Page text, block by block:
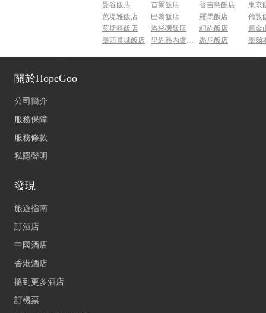
曼谷飯店 首爾飯店 普吉島飯店
東京
芭堤雅飯店
巴黎飯店 羅馬飯店
倫敦
莫斯科飯店
洛杉磯飯店 紐約飯店
舊金
墨西哥城飯店
里約熱內盧飯店 悉尼飯店 墨爾
關於HopeGoo
公司簡介
服務保障
服務條款
私隱聲明
發現
旅遊指南
訂酒店
中國酒店
香港酒店
搵到更多酒店
訂機票